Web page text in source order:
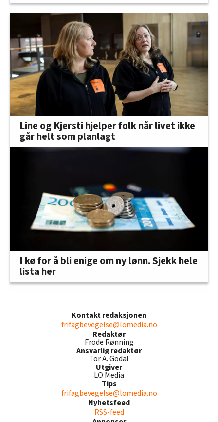
Line og Kjersti hjelper folk når livet ikke
går helt som planlagt
I kø for å bli enige om ny lønn. Sjekk hele
lista her
Kontakt redaksjonen
frifagbevegelse@lomedia.no
Redaktør
Frode Rønning
Ansvarlig redaktør
Tor A. Godal
Utgiver
LO Media
Tips
frifagbevegelse@lomedia.no
Nyhetsfeed
RSS-feed